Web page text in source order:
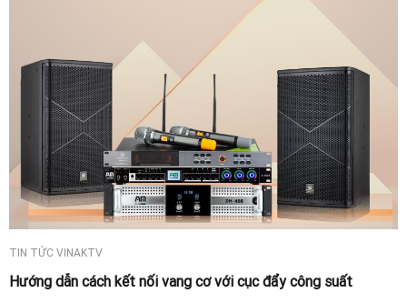
TIN TỨC VINAKTV
Hướng dẫn cách kết nối vang cơ với cục đẩy công suất